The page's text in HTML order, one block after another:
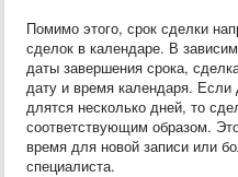
Помимо этого, срок сделки
сделок в календаре. В
даты завершения срока,
дату и время календаря. Если
длятся несколько дней, то
соответствующим образом.
время для новой записи или
специалиста.